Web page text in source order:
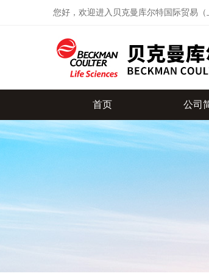
您好，欢迎进入贝克曼库尔特国际贸易（
首页 公司